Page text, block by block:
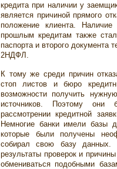
кредита при наличии у
является причиной прямого
положение клиента.
прошлым кредитам также
паспорта и второго документа
2НДФЛ.
К тому же среди причин
стоп листов и бюро
возможности получить
источников. Поэтому они
рассмотрении кредитной
Немногие банки имели базы
которые были получены
собирал свою базу
результаты проверок и
обмениваться подобными